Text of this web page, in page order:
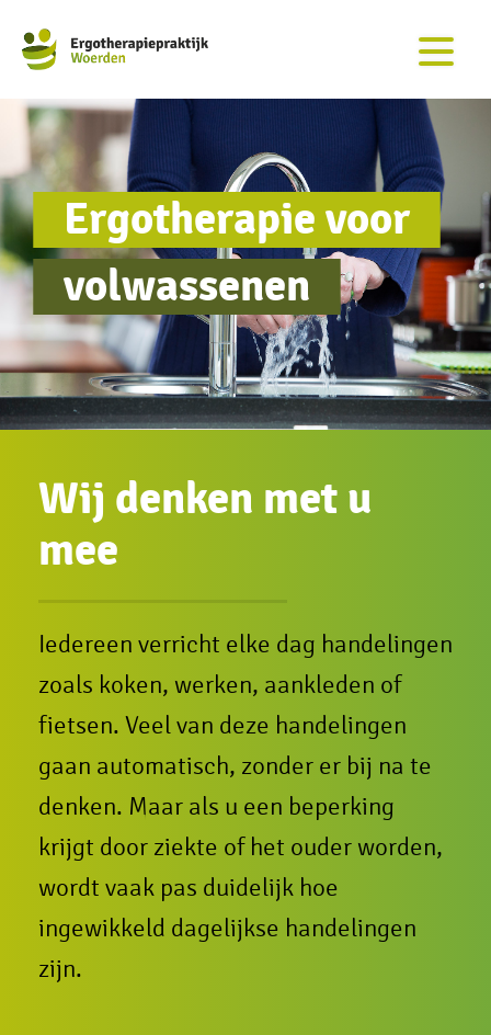
Ergotherapie voor
volwassenen
Wij denken met u
mee
Iedereen verricht elke dag handelingen
zoals koken, werken, aankleden of
fietsen. Veel van deze handelingen
gaan automatisch, zonder er bij na te
denken. Maar als u een beperking
krijgt door ziekte of het ouder worden,
wordt vaak pas duidelijk hoe
ingewikkeld dagelijkse handelingen
zijn.